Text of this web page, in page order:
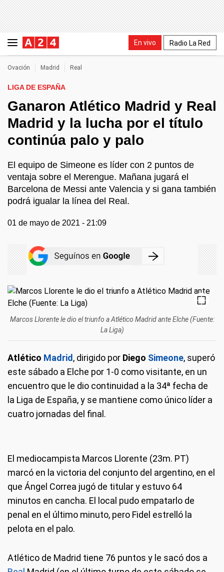
En vivo Radio La Red
Ovación Madrid Real
LIGA DE ESPAÑA
Ganaron Atlético Madrid y Real
Madrid y la lucha por el título
continúa palo y palo
El equipo de Simeone es líder con 2 puntos de
ventaja sobre el Merengue. Mañana jugará el
Barcelona de Messi ante Valencia y si gana también
podrá igualar la línea del Real.
01 de mayo de 2021 - 21:09
Marcos Llorente le dio el triunfo a Atlético Madrid ante Elche (Fuente:
La Liga)
Atlético Madrid , dirigido por Diego Simeone, superó
este sábado a Elche por 1-0 como visitante, en un
encuentro que le dio continuidad a la 34ª fecha de
la Liga de España, y se mantiene como único líder a
cuatro jornadas del final.
El mediocampista Marcos Llorente (23m. PT)
marcó en la victoria del conjunto del argentino, en el
que Ángel Correa jugó de titular y estuvo 64
minutos en cancha. El local pudo empatarlo de
penal en el último minuto, pero Fidel estrelló la
pelota en el palo.
Atlético de Madrid tiene 76 puntos y le sacó dos a